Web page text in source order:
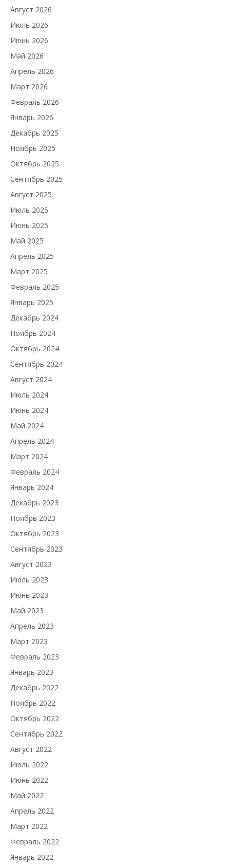
Август 2026
Июль 2026
Июнь 2026
Май 2026
Апрель 2026
Март 2026
Февраль 2026
Январь 2026
Декабрь 2025
Ноябрь 2025
Октябрь 2025
Сентябрь 2025
Август 2025
Июль 2025
Июнь 2025
Май 2025
Апрель 2025
Март 2025
Февраль 2025
Январь 2025
Декабрь 2024
Ноябрь 2024
Октябрь 2024
Сентябрь 2024
Август 2024
Июль 2024
Июнь 2024
Май 2024
Апрель 2024
Март 2024
Февраль 2024
Январь 2024
Декабрь 2023
Ноябрь 2023
Октябрь 2023
Сентябрь 2023
Август 2023
Июль 2023
Июнь 2023
Май 2023
Апрель 2023
Март 2023
Февраль 2023
Январь 2023
Декабрь 2022
Ноябрь 2022
Октябрь 2022
Сентябрь 2022
Август 2022
Июль 2022
Июнь 2022
Май 2022
Апрель 2022
Март 2022
Февраль 2022
Январь 2022